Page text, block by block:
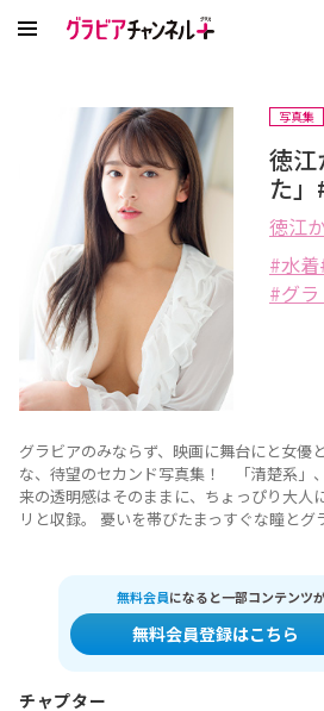
写真集
徳江
た
徳江
水着
グ
グラビアのみならず、映画に舞台にと女優
な、待望のセカンド写真集！ 「清楚系」
来の透明感はそのままに、ちょっぴり大人
リと収録。 憂いを帯びたまっすぐな瞳とグ
無料会員になると一部コンテンツ
無料会員登録はこちら
チャプター